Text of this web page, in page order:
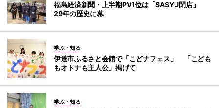
福島経済新聞・上半期PV1位は「SASYU閉店」
29年の歴史に幕
学ぶ・知る
伊達市ふるさと会館で「こどナフェス」 「こども
もオトナも主人公」掲げて
学ぶ・知る